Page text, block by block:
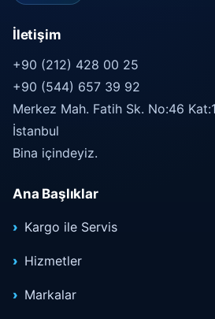
İletişim
+90 (212) 428 00 25
+90 (544) 657 39 92
Merkez Mah. Fatih Sk. No:46
İstanbul
Bina içindeyiz.
Ana Başlıklar
Kargo ile Servis
Hizmetler
Markalar